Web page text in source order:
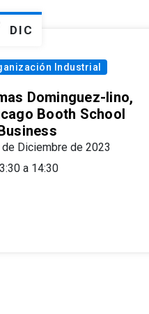
DIC
Industrial
Dominguez-Iino,
Booth School
de Diciembre de 2023
a 14:30